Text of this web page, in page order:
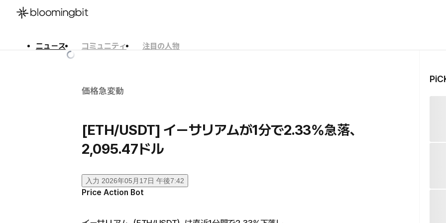
ニュース コミュニティ
注目の人物
価格急変動
[ETH/USDT] イーサリアムが1分で2.33%急落、
2,095.47ドル
入力 2026年05月17日 午後7:42
Price Action Bot